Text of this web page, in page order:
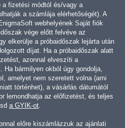
fizetési módtól és/vagy a
a számlája elérhetőségét). A
webhelyének Saját fiók
vége előtt felvéve az
elkerülje a próbaidőszak lejárta után
díjat. Ha a próbaidőszak alatt
azonnal elveszíti a
bármilyen okból úgy gondolja,
amelyet nem szeretett volna (ami
történhet), a vásárlás dátumától
lemondhatja az előfizetést, és teljes
a GYIK-ot
előre kiszámlázzuk az ajánlati